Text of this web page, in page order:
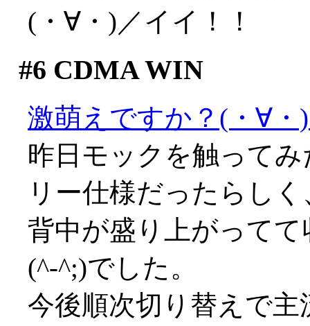
(・∀・)／イイ！！
#6 CDMA WIN
激萌えですか？(・∀・
昨日モックを触って
リー仕様だったらしく
背中が盛り上がって
(^-^;)でした。
今後順次切り替えで